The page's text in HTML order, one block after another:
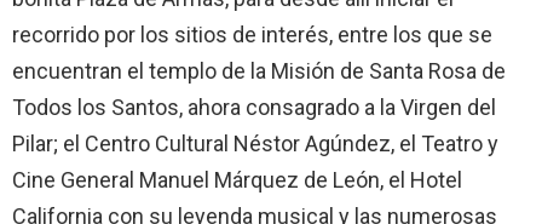
recorrido por los sitios de interés, entre los que se
encuentran el templo de la Misión de Santa Rosa de
Todos los Santos, ahora consagrado a la Virgen del
Pilar; el Centro Cultural Néstor Agúndez, el Teatro y
Cine General Manuel Márquez de León, el Hotel
California con su leyenda musical y las numerosas